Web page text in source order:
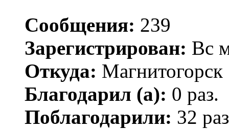
Сообщения: 239
Зарегистрирован: Вс
Откуда: Магнитогорск
Благодарил (а): 0 раз.
Поблагодарили: 32